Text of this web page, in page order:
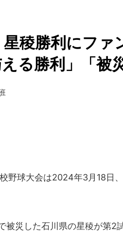
星稜勝利にフ
る勝利」「被
野球大会は2024年3月18日
被災した石川県の星稜が第2